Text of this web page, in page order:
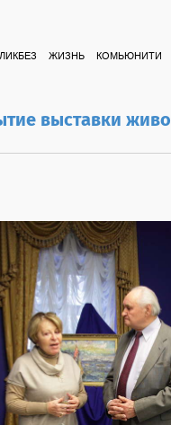
ЛИКБЕЗ ЖИЗНЬ КОМЬЮНИТИ
выставки